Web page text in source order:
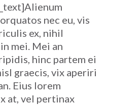
nec eu, vis
ex, nihil
mei. Mei an
hinc partem ei
graecis, vix aperiri
Eius lorem
at, vel pertinax